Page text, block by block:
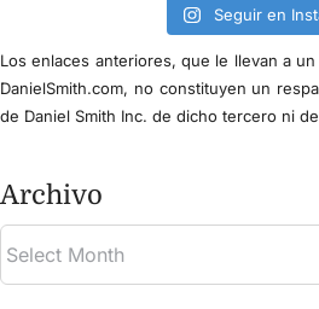
Seguir en
Los enlaces anteriores, que le llevan a
DanielSmith.com, no constituyen un
de Daniel Smith Inc. de dicho tercero ni
Archivo